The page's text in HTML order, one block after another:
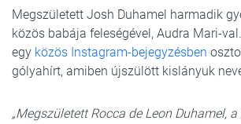
Megszületett Josh Duhamel harmadik
közös babája feleségével, Audra Mari-
egy közös Instagram-bejegyzésben
gólyahírt, amiben újszülött kislányuk
„Megszületett Rocca de Leon Duhamel,